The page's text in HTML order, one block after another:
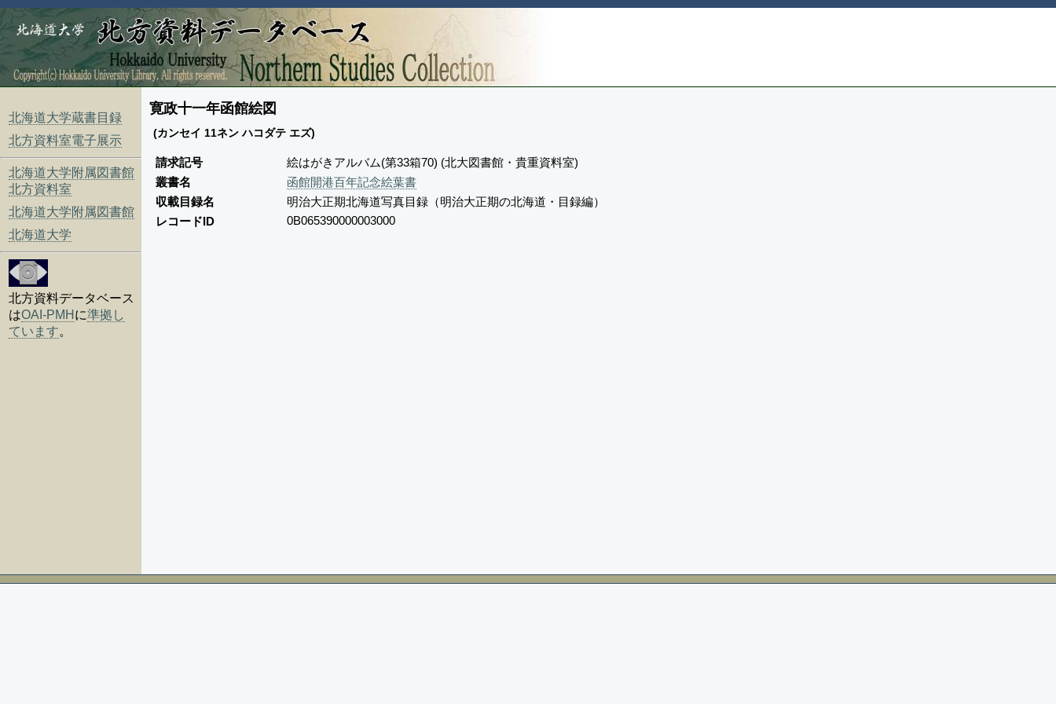
北海道大学蔵書目録
北方資料室電子展示
北海道大学附属図書館
北方資料室
北海道大学附属図書館
北海道大学
北方資料データベース
はOAI-PMH に準拠し
ています。
寛政十一年函館絵図
(カンセイ 11ネン ハコダテ エズ)
請求記号
絵はがきアルバム(第33箱70) (北大図書館・貴重資料室)
叢書名
函館開港百年記念絵葉書
収載目録名
明治大正期北海道写真目録（明治大正期の北海道・目録編）
レコードID
0B065390000003000